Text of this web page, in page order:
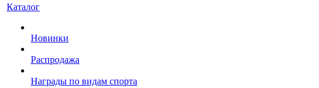
Каталог
Новинки
Распродажа
Награды по видам спорта